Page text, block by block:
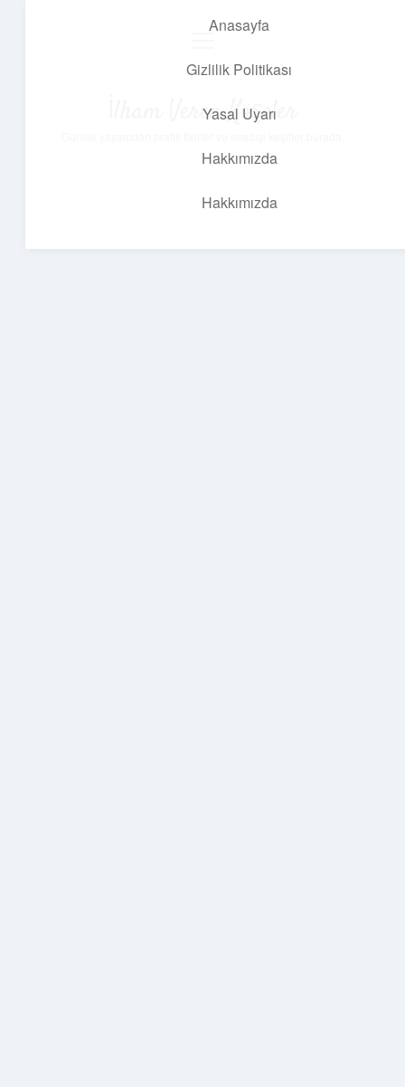
Anasayfa
Gizlilik Politikası
Yasal Uyarı
Hakkımızda
Hakkımızda
İlham Veren Köşeler